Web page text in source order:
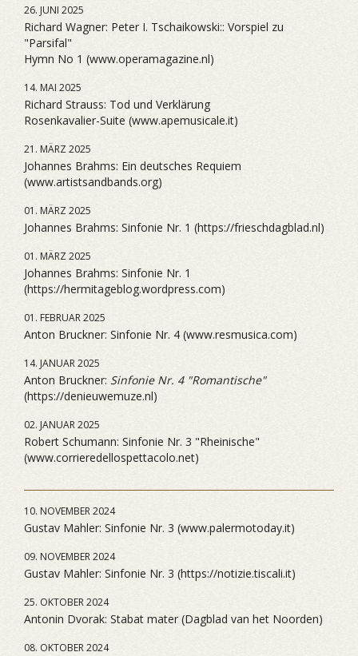
26. JUNI 2025
Richard Wagner: Peter I. Tschaikowski:: Vorspiel zu
"Parsifal"
Hymn No 1 (www.operamagazine.nl)
14. MAI 2025
Richard Strauss: Tod und Verklärung
Rosenkavalier-Suite (www.apemusicale.it)
21. MÄRZ 2025
Johannes Brahms: Ein deutsches Requiem
(www.artistsandbands.org)
01. MÄRZ 2025
Johannes Brahms: Sinfonie Nr. 1 (https://frieschdagblad.nl)
01. MÄRZ 2025
Johannes Brahms: Sinfonie Nr. 1
(https://hermitageblog.wordpress.com)
01. FEBRUAR 2025
Anton Bruckner: Sinfonie Nr. 4 (www.resmusica.com)
14. JANUAR 2025
Anton Bruckner: Sinfonie Nr. 4 "Romantische"
(https://denieuwemuze.nl)
02. JANUAR 2025
Robert Schumann: Sinfonie Nr. 3 "Rheinische"
(www.corrieredellospettacolo.net)
10. NOVEMBER 2024
Gustav Mahler: Sinfonie Nr. 3 (www.palermotoday.it)
09. NOVEMBER 2024
Gustav Mahler: Sinfonie Nr. 3 (https://notizie.tiscali.it)
25. OKTOBER 2024
Antonin Dvorak: Stabat mater (Dagblad van het Noorden)
08. OKTOBER 2024